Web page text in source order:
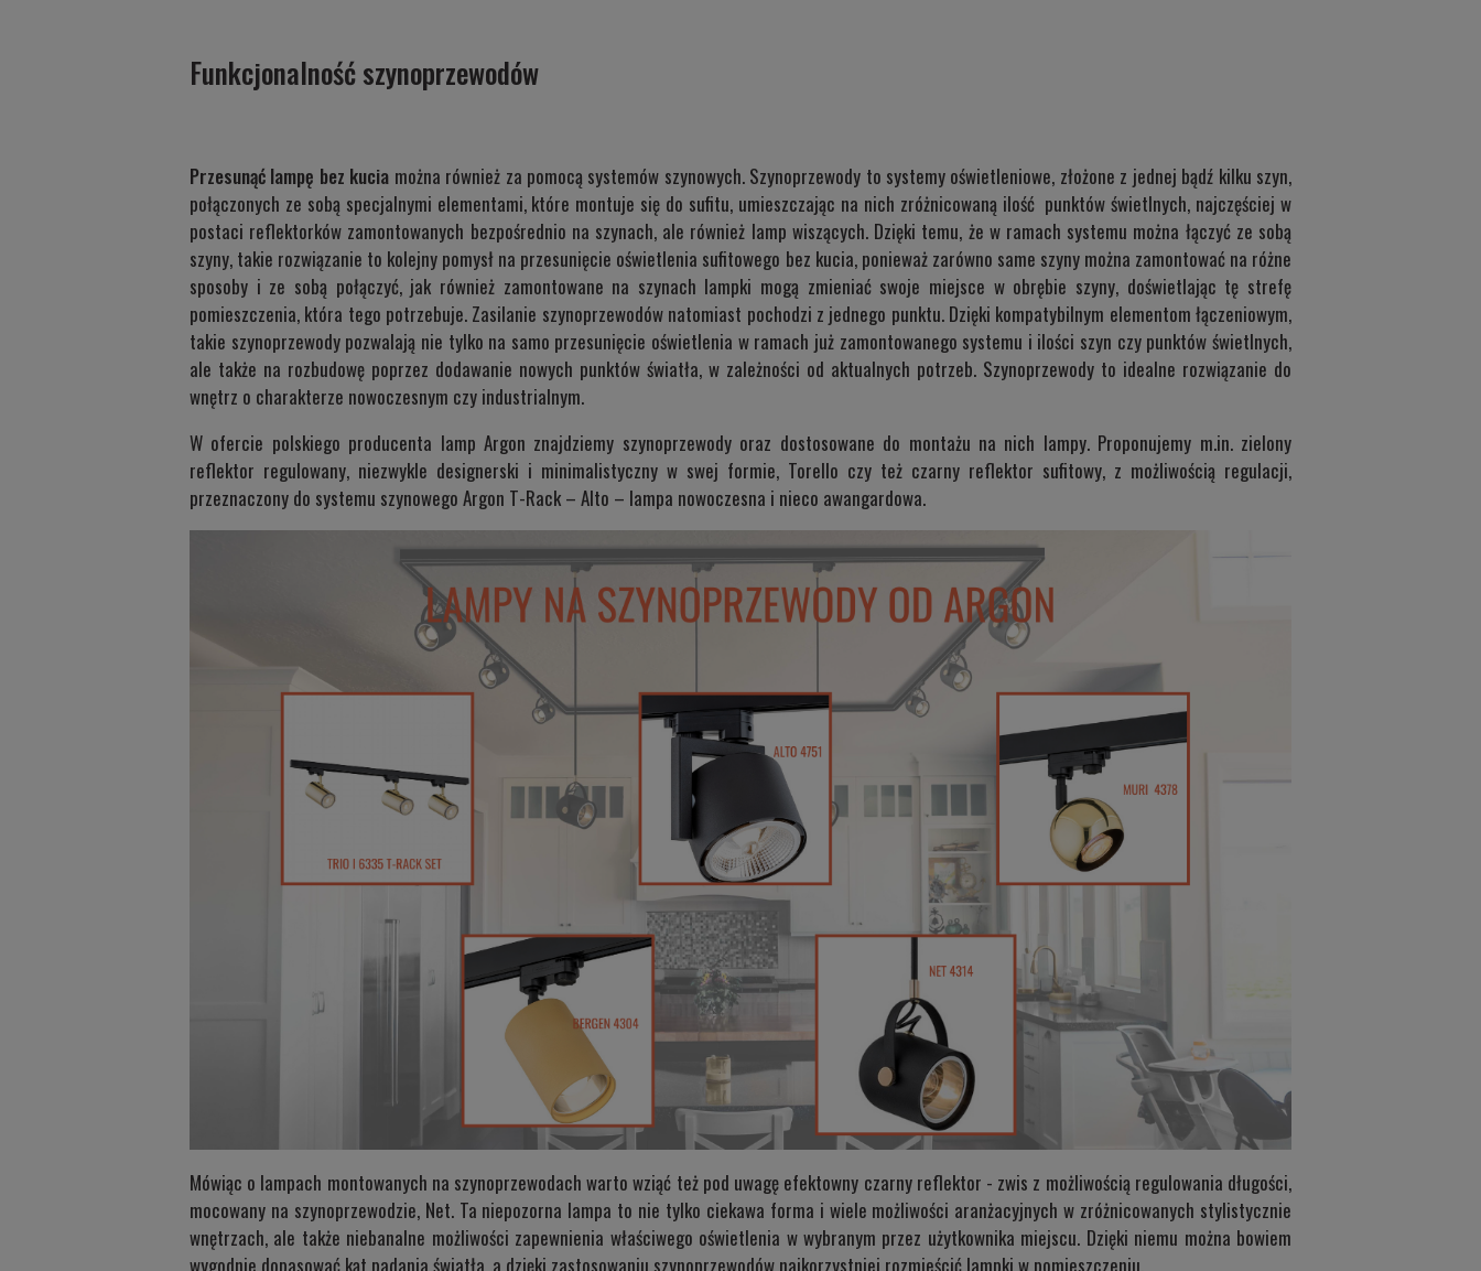
Funkcjonalność szynoprzewodów
Przesunąć lampę bez kucia można również za pomocą systemów szynowych. Szynoprzewody to systemy oświetleniowe, złożone z jednej bądź kilku szyn,
połączonych ze sobą specjalnymi elementami, które montuje się do sufitu, umieszczając na nich zróżnicowaną ilość punktów świetlnych, najczęściej w
postaci reflektorków zamontowanych bezpośrednio na szynach, ale również lamp wiszących. Dzięki temu, że w ramach systemu można łączyć ze sobą
szyny, takie rozwiązanie to kolejny pomysł na przesunięcie oświetlenia sufitowego bez kucia, ponieważ zarówno same szyny można zamontować na różne
sposoby i ze sobą połączyć, jak również zamontowane na szynach lampki mogą zmieniać swoje miejsce w obrębie szyny, doświetlając tę strefę
pomieszczenia, która tego potrzebuje. Zasilanie szynoprzewodów natomiast pochodzi z jednego punktu. Dzięki kompatybilnym elementom łączeniowym,
takie szynoprzewody pozwalają nie tylko na samo przesunięcie oświetlenia w ramach już zamontowanego systemu i ilości szyn czy punktów świetlnych,
ale także na rozbudowę poprzez dodawanie nowych punktów światła, w zależności od aktualnych potrzeb. Szynoprzewody to idealne rozwiązanie do
wnętrz o charakterze nowoczesnym czy industrialnym.
W ofercie polskiego producenta lamp Argon znajdziemy szynoprzewody oraz dostosowane do montażu na nich lampy. Proponujemy m.in. zielony
reflektor regulowany, niezwykle designerski i minimalistyczny w swej formie, Torello czy też czarny reflektor sufitowy, z możliwością regulacji,
przeznaczony do systemu szynowego Argon T-Rack – Alto – lampa nowoczesna i nieco awangardowa.
Mówiąc o lampach montowanych na szynoprzewodach warto wziąć też pod uwagę efektowny czarny reflektor - zwis z możliwością regulowania długości,
mocowany na szynoprzewodzie, Net. Ta niepozorna lampa to nie tylko ciekawa forma i wiele możliwości aranżacyjnych w zróżnicowanych stylistycznie
wnętrzach, ale także niebanalne możliwości zapewnienia właściwego oświetlenia w wybranym przez użytkownika miejscu. Dzięki niemu można bowiem
wygodnie dopasować kąt padania światła, a dzięki zastosowaniu szynoprzewodów najkorzystniej rozmieścić lampki w pomieszczeniu.